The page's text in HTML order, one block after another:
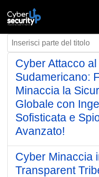
Inserisci parte del titolo
Cyber Attacco
Sudamericano:
Minaccia la
Globale con
Sofisticata e
Avanzato!
Cyber Minaccia
Transparent